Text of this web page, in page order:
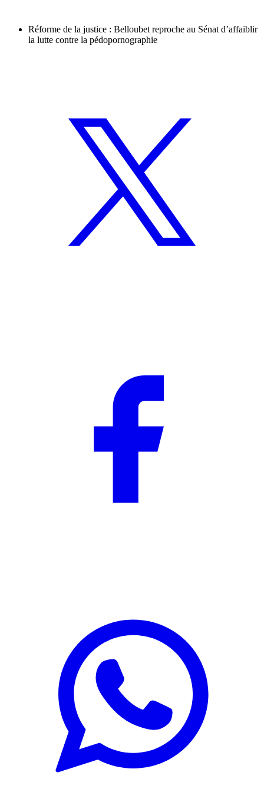
Réforme de la justice : Belloubet reproche au Sénat d’affaiblir
la lutte contre la pédopornographie